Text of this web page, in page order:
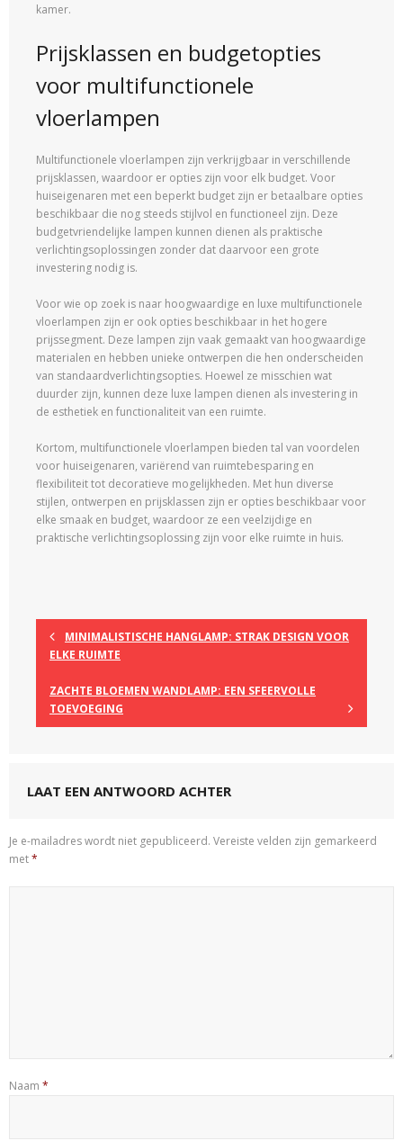
kamer.
Prijsklassen en budgetopties
voor multifunctionele
vloerlampen
Multifunctionele vloerlampen zijn verkrijgbaar in verschillende
prijsklassen, waardoor er opties zijn voor elk budget. Voor
huiseigenaren met een beperkt budget zijn er betaalbare opties
beschikbaar die nog steeds stijlvol en functioneel zijn. Deze
budgetvriendelijke lampen kunnen dienen als praktische
verlichtingsoplossingen zonder dat daarvoor een grote
investering nodig is.
Voor wie op zoek is naar hoogwaardige en luxe multifunctionele
vloerlampen zijn er ook opties beschikbaar in het hogere
prijssegment. Deze lampen zijn vaak gemaakt van hoogwaardige
materialen en hebben unieke ontwerpen die hen onderscheiden
van standaardverlichtingsopties. Hoewel ze misschien wat
duurder zijn, kunnen deze luxe lampen dienen als investering in
de esthetiek en functionaliteit van een ruimte.
Kortom, multifunctionele vloerlampen bieden tal van voordelen
voor huiseigenaren, variërend van ruimtebesparing en
flexibiliteit tot decoratieve mogelijkheden. Met hun diverse
stijlen, ontwerpen en prijsklassen zijn er opties beschikbaar voor
elke smaak en budget, waardoor ze een veelzijdige en
praktische verlichtingsoplossing zijn voor elke ruimte in huis.
MINIMALISTISCHE HANGLAMP: STRAK DESIGN VOOR
ELKE RUIMTE
ZACHTE BLOEMEN WANDLAMP: EEN SFEERVOLLE
TOEVOEGING
LAAT EEN ANTWOORD ACHTER
Je e-mailadres wordt niet gepubliceerd. Vereiste velden zijn gemarkeerd
met*
Naam *